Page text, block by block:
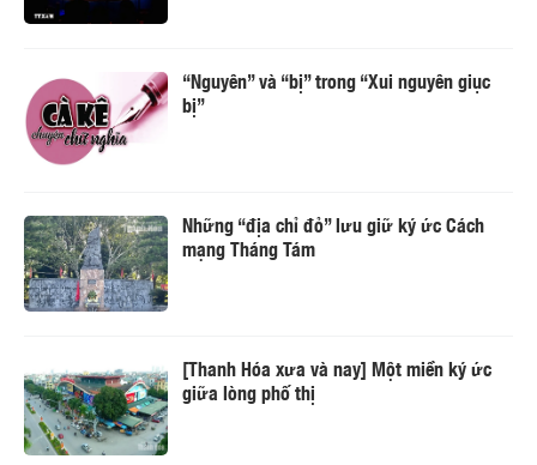
“Nguyên” và “bị” trong “Xui nguyên giục
bị”
Những “địa chỉ đỏ” lưu giữ ký ức Cách
mạng Tháng Tám
[Thanh Hóa xưa và nay] Một miền ký ức
giữa lòng phố thị